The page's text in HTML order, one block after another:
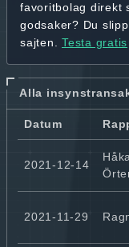
favoritbolag direkt
godsaker? Du
sajten. Testa gratis
Alla
Datum
2021-12-14
2021-11-29